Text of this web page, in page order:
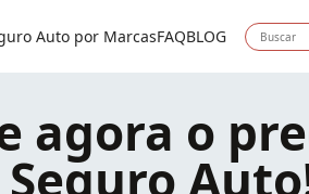
Auto por MarcasFAQBLOG
agora o